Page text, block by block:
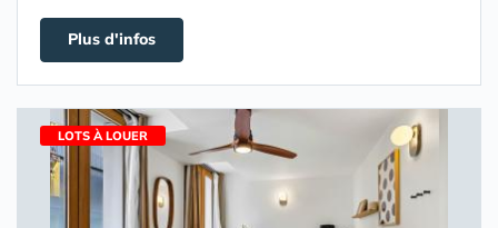
Plus d'infos
LOTS À LOUER